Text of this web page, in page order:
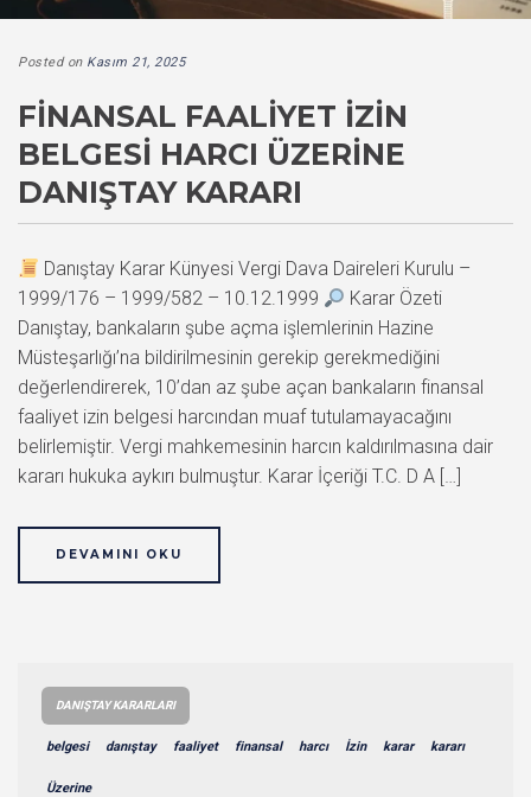
Posted on Kasım 21, 2025
FINANSAL FAALIYET İZIN
BELGESI HARCI ÜZERINE
DANIŞTAY KARARI
Danıştay Karar Künyesi Vergi Dava Daireleri Kurulu –
1999/176 – 1999/582 – 10.12.1999
Karar Özeti
Danıştay, bankaların şube açma işlemlerinin Hazine
Müsteşarlığı’na bildirilmesinin gerekip gerekmediğini
değerlendirerek, 10’dan az şube açan bankaların finansal
faaliyet izin belgesi harcından muaf tutulamayacağını
belirlemiştir. Vergi mahkemesinin harcın kaldırılmasına dair
kararı hukuka aykırı bulmuştur. Karar İçeriği T.C. D A […]
DEVAMINI OKU
DANIŞTAY KARARLARI
belgesi danıştay faaliyet finansal harcı İzin karar kararı
Üzerine